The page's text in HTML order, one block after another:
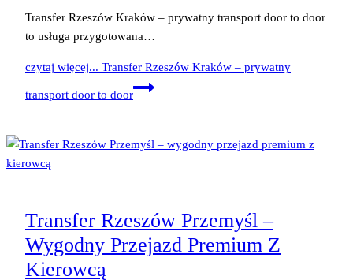
Transfer Rzeszów Kraków – prywatny transport door to door
to usługa przygotowana…
czytaj więcej... Transfer Rzeszów Kraków – prywatny
transport door to door
Transfer Rzeszów Przemyśl –
Wygodny Przejazd Premium Z
Kierowcą